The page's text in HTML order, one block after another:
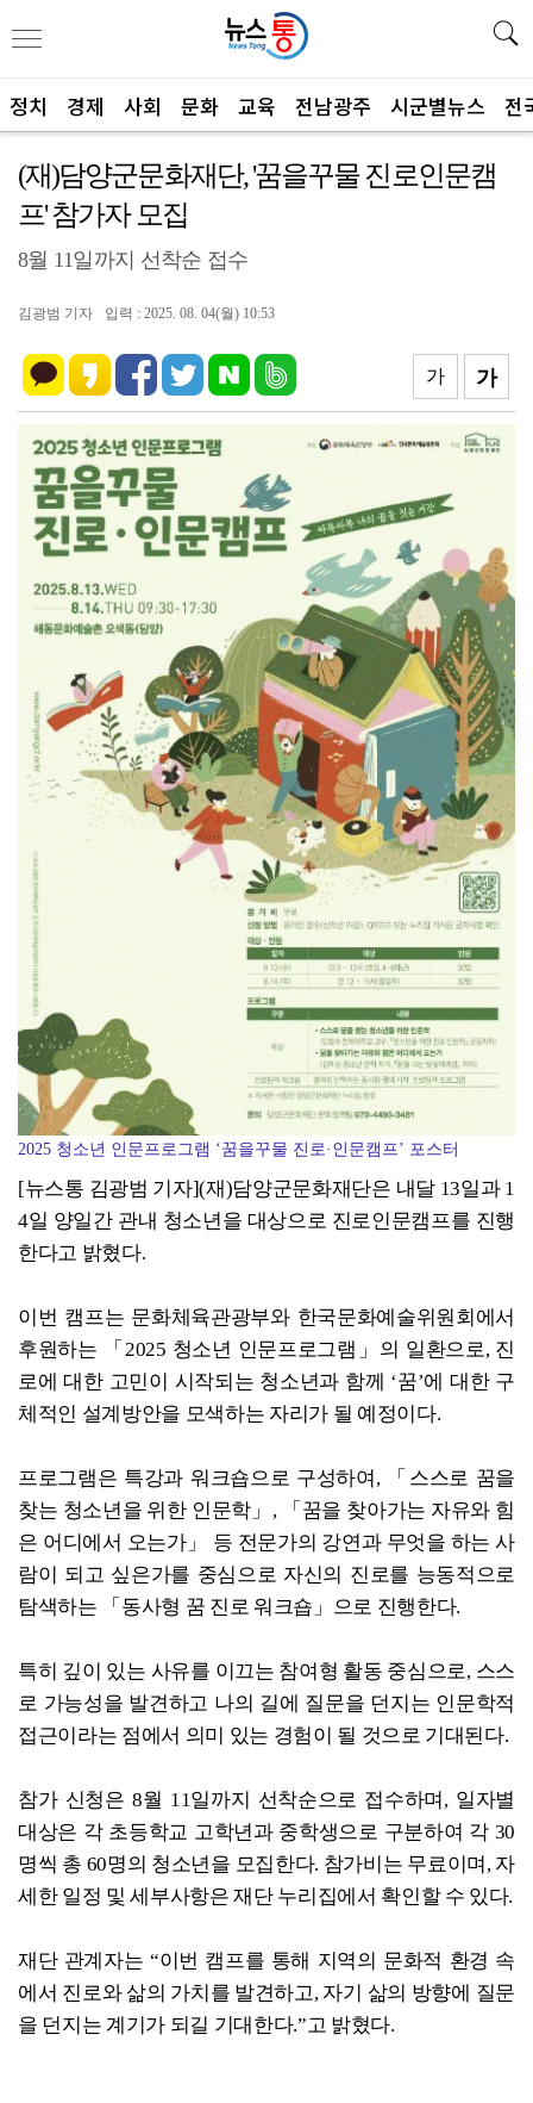
정치 경제 사회 문화 교육 전남광주 시군별뉴스 전
(재)담양군문화재단, '꿈을꾸물 진로인문캠
프' 참가자 모집
8월 11일까지 선착순 접수
김광범 기자 입력 : 2025. 08. 04(월) 10:53
가
가
2025 청소년 인문프로그램 ‘꿈을꾸물 진로·인문캠프’ 포스터
[뉴스통 김광범 기자](재)담양군문화재단은 내달 13일과 1
4일 양일간 관내 청소년을 대상으로 진로인문캠프를 진행
한다고 밝혔다.
이번 캠프는 문화체육관광부와 한국문화예술위원회에서
후원하는 「2025 청소년 인문프로그램」의 일환으로, 진
로에 대한 고민이 시작되는 청소년과 함께 ‘꿈’에 대한 구
체적인 설계방안을 모색하는 자리가 될 예정이다.
프로그램은 특강과 워크숍으로 구성하여, 「스스로 꿈을
찾는 청소년을 위한 인문학」, 「꿈을 찾아가는 자유와 힘
은 어디에서 오는가」 등 전문가의 강연과 무엇을 하는 사
람이 되고 싶은가를 중심으로 자신의 진로를 능동적으로
탐색하는 「동사형 꿈 진로 워크숍」으로 진행한다.
특히 깊이 있는 사유를 이끄는 참여형 활동 중심으로, 스스
로 가능성을 발견하고 나의 길에 질문을 던지는 인문학적
접근이라는 점에서 의미 있는 경험이 될 것으로 기대된다.
참가 신청은 8월 11일까지 선착순으로 접수하며, 일자별
대상은 각 초등학교 고학년과 중학생으로 구분하여 각 30
명씩 총 60명의 청소년을 모집한다. 참가비는 무료이며, 자
세한 일정 및 세부사항은 재단 누리집에서 확인할 수 있다.
재단 관계자는 “이번 캠프를 통해 지역의 문화적 환경 속
에서 진로와 삶의 가치를 발견하고, 자기 삶의 방향에 질문
을 던지는 계기가 되길 기대한다.”고 밝혔다.